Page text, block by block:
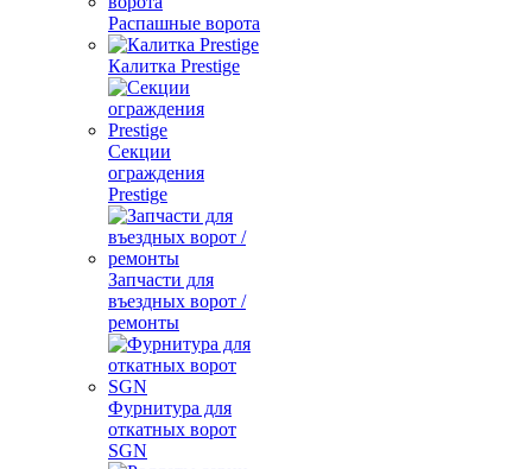
Распашные ворота
Калитка Prestige
Секции
ограждения
Prestige
Запчасти для
въездных ворот /
ремонты
Фурнитура для
откатных ворот
SGN